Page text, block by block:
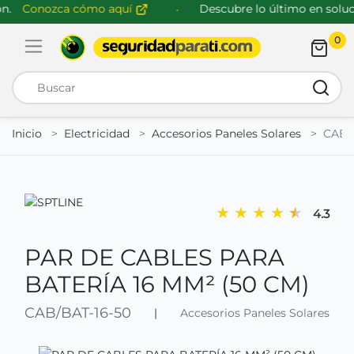
Conozca cómo aquí Descubre lo último en
Abrir menú de navegación
0
Inicio
Electricidad Accesorios Paneles Solares CAB/
★ ★ ★ ★ ★ 4.3
PAR DE CABLES PARA
BATERÍA 16 MM² (50 CM)
CAB/BAT-16-50 | Accesorios Paneles Solares